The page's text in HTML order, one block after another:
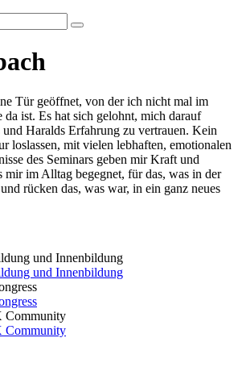
Tür geöffnet, von der ich nicht mal im
da ist. Es hat sich gelohnt, mich darauf
und Haralds Erfahrung zu vertrauen. Kein
loslassen, mit vielen lebhaften, emotionalen
des Seminars geben mir Kraft und
mir im Alltag begegnet, für das, was in der
rücken das, was war, in ein ganz neues
und Innenbildung
und Innenbildung
Community
Community